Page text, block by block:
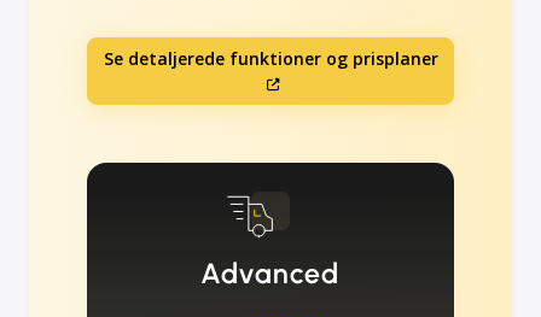
Se detaljerede funktioner og prisplaner
Advanced